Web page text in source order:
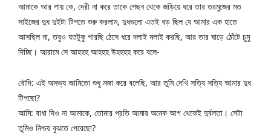
আমাকে আর পায় কে, দেরী না করে তাকে পেছন থেকে জড়িয়ে ধরে তার তরমুজের মত
সাইজের দুধ দুইটা টিপতে শুরু করলাম, দুধগুলো এতই বড় ছিল যে আমার এক হাতে
আসছিল না, তবুও যতটুকু পারছি ঠেসে ধরে দলাই মলাই করছি, আর তার ঘাড়ে ঠোঁটে চুমু
দিচ্ছি। আরামে সে আহহহ আহহহ উহহহহ করে বলে-
বৌদি: এই অসভ্য আমিতো শুধু মজা করে বলেছি, আর তুমি দেখি সত্যি সত্যি আমার দুধ
টিপছো?
আমি: বাধা দিও না আমাকে, তোমার প্রতি আমার অনেক আগ থেকেই দুর্বলতা। সেটা
তুমিও নিশ্চয় বুঝতে পেরেছো?